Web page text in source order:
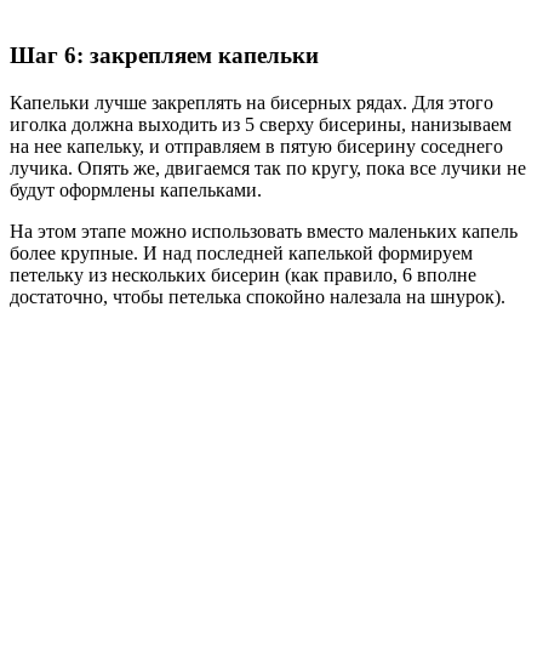
Шаг 6: закрепляем капельки
Капельки лучше закреплять на бисерных рядах. Для этого
иголка должна выходить из 5 сверху бисерины, нанизываем
на нее капельку, и отправляем в пятую бисерину соседнего
лучика. Опять же, двигаемся так по кругу, пока все лучики не
будут оформлены капельками.
На этом этапе можно использовать вместо маленьких капель
более крупные. И над последней капелькой формируем
петельку из нескольких бисерин (как правило, 6 вполне
достаточно, чтобы петелька спокойно налезала на шнурок).